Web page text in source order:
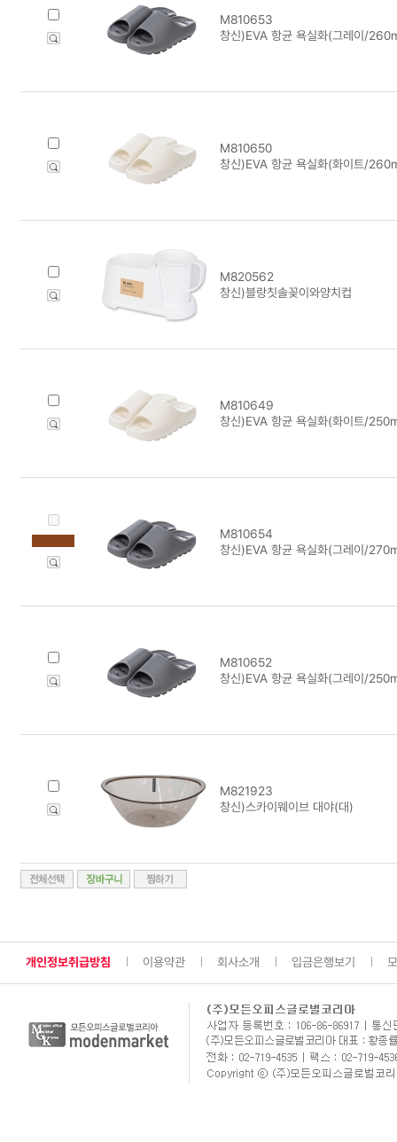
M810653
창신)EVA 항균 욕실화(그레이/
M810650
창신)EVA 항균 욕실화(화이트/
M820562
창신)블랑칫솔꽂이와양치컵
M810649
창신)EVA 항균 욕실화(화이트/
M810654
창신)EVA 항균 욕실화(그레이/
M810652
창신)EVA 항균 욕실화(그레이/
M821923
창신)스카이웨이브 대야(대)
개인정보취급방침 이용약관 회사소개 입금은행보기